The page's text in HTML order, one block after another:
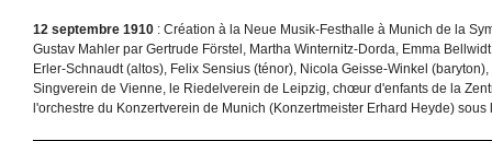
12 septembre 1910 : Création à la Neue Musik-Festhalle à Munich de la
Gustav Mahler par Gertrude Förstel, Martha Winternitz-Dorda, Emma
Erler-Schnaudt (altos), Felix Sensius (ténor), Nicola Geisse-Winkel
Singverein de Vienne, le Riedelverein de Leipzig, chœur d'enfants de la
l'orchestre du Konzertverein de Munich (Konzertmeister Erhard Heyde)